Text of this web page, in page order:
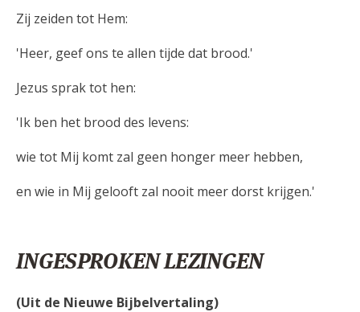
Zij zeiden tot Hem:
'Heer, geef ons te allen tijde dat brood.'
Jezus sprak tot hen:
'Ik ben het brood des levens:
wie tot Mij komt zal geen honger meer hebben,
en wie in Mij gelooft zal nooit meer dorst krijgen.'
INGESPROKEN LEZINGEN
(Uit de Nieuwe Bijbelvertaling)